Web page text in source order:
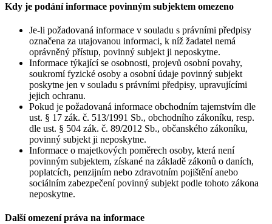
Kdy je podání informace povinným subjektem omezeno
Je-li požadovaná informace v souladu s právními předpisy
označena za utajovanou informaci, k níž žadatel nemá
oprávněný přístup, povinný subjekt ji neposkytne.
Informace týkající se osobnosti, projevů osobní povahy,
soukromí fyzické osoby a osobní údaje povinný subjekt
poskytne jen v souladu s právními předpisy, upravujícími
jejich ochranu.
Pokud je požadovaná informace obchodním tajemstvím dle
ust. § 17 zák. č. 513/1991 Sb., obchodního zákoníku, resp.
dle ust. § 504 zák. č. 89/2012 Sb., občanského zákoníku,
povinný subjekt ji neposkytne.
Informace o majetkových poměrech osoby, která není
povinným subjektem, získané na základě zákonů o daních,
poplatcích, penzijním nebo zdravotním pojištění anebo
sociálním zabezpečení povinný subjekt podle tohoto zákona
neposkytne.
Další omezení práva na informace